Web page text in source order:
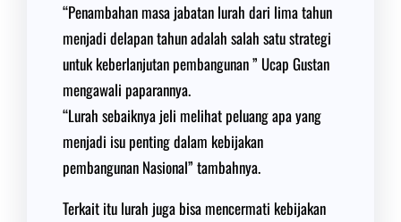
“Penambahan masa jabatan lurah dari lima tahun
menjadi delapan tahun adalah salah satu strategi
untuk keberlanjutan pembangunan ” Ucap Gustan
mengawali paparannya.
“Lurah sebaiknya jeli melihat peluang apa yang
menjadi isu penting dalam kebijakan
pembangunan Nasional” tambahnya.
Terkait itu lurah juga bisa mencermati kebijakan